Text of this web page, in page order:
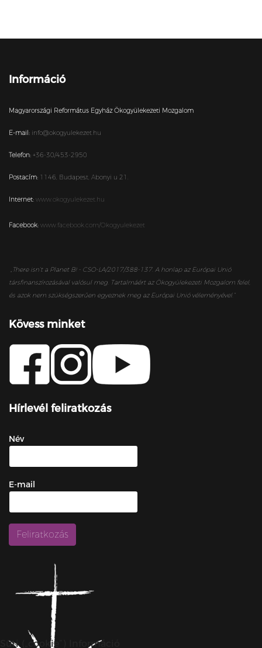
Információ
Magyarországi Református Egyház Ökogyülekezeti Mozgalom
E-mail: info@okogyulekezet.hu
Telefon: +36-30/453-2950
Postacím: 1146, Budapest, Abonyi u 21.
Internet: www.okogyulekezet.hu
Facebook: www.facebook.com/Okogyulekezet
„ There isn’t a Planet B! - CSO-LA/2017/388-137. A honlap az Európai Unió
társfinanszírozásával valósul meg. Tartalmáért az Ökogyülekezeti Mozgalom felel,
és azok nem szükségszerűen egyeznek meg az Európai Unió véleményével.”
Kövess minket
Hírlevél feliratkozás
Név
E-mail
Süti („cookie”) Információ